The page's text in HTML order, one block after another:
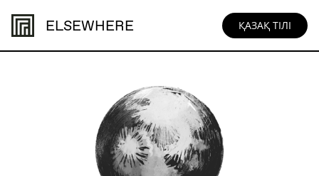
ELSEWHERE ҚАЗАҚ ТІЛІ